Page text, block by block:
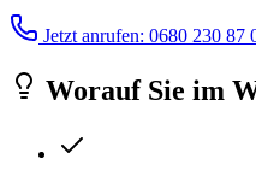
Jetzt anrufen: 0680 230 87
Worauf Sie im